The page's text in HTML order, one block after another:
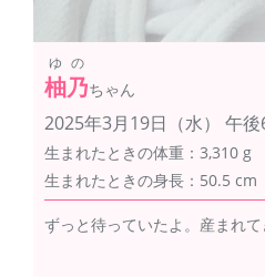
柚乃
ゆの
ちゃん
2025年3月19日（水） 午
生まれたときの体重：3,310 g
生まれたときの身長：50.5 cm
ずっと待っていたよ。産まれて